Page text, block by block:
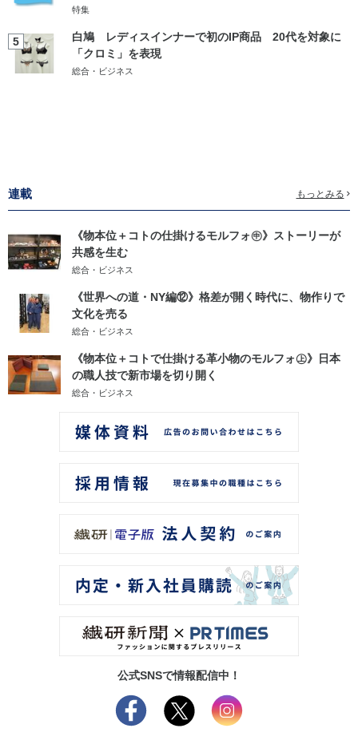
特集
5
白鳩 レディスインナーで初のIP商品 20代を対象に
「クロミ」を表現
総合・ビジネス
連載 もっとみる
《物本位＋コトの仕掛けるモルフォ㊥》ストーリーが
共感を生む
総合・ビジネス
《世界への道・NY編⑫》格差が開く時代に、物作りで
文化を売る
総合・ビジネス
《物本位＋コトで仕掛ける革小物のモルフォ㊤》日本
の職人技で新市場を切り開く
総合・ビジネス
公式SNSで情報配信中！